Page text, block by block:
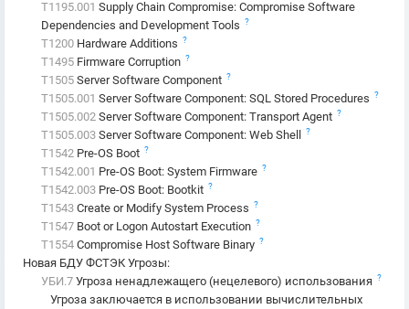
T1195.001 Supply Chain Compromise: Compromise Software
Dependencies and Development Tools ?
T1200 Hardware Additions ?
T1495 Firmware Corruption ?
T1505 Server Software Component ?
T1505.001 Server Software Component: SQL Stored Procedures ?
T1505.002 Server Software Component: Transport Agent ?
T1505.003 Server Software Component: Web Shell ?
T1542 Pre-OS Boot ?
T1542.001 Pre-OS Boot: System Firmware ?
T1542.003 Pre-OS Boot: Bootkit ?
T1543 Create or Modify System Process ?
T1547 Boot or Logon Autostart Execution ?
T1554 Compromise Host Software Binary ?
Новая БДУ ФСТЭК Угрозы:
УБИ.7 Угроза ненадлежащего (нецелевого) использования ?
Угроза заключается в использовании вычислительных